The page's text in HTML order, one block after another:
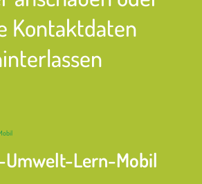
Kontaktdaten
Umwelt-Lern-Mobil